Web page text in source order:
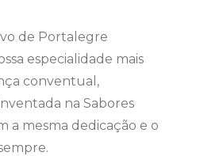
de Portalegre
especialidade mais
conventual,
na Sabores
a mesma dedicação e o